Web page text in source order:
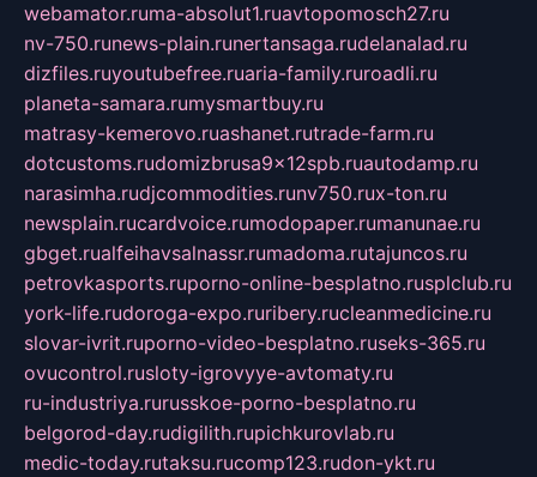
webamator.ruma-absolut1.ruavtopomosch27.ru
nv-750.runews-plain.runertansaga.rudelanalad.ru
dizfiles.ruyoutubefree.ruaria-family.ruroadli.ru
planeta-samara.rumysmartbuy.ru
matrasy-kemerovo.ruashanet.rutrade-farm.ru
dotcustoms.rudomizbrusa9x12spb.ruautodamp.ru
narasimha.rudjcommodities.runv750.rux-ton.ru
newsplain.rucardvoice.rumodopaper.rumanunae.ru
gbget.rualfeihavsalnassr.rumadoma.rutajuncos.ru
petrovkasports.ruporno-online-besplatno.rusplclub.ru
york-life.rudoroga-expo.ruribery.rucleanmedicine.ru
slovar-ivrit.ruporno-video-besplatno.ruseks-365.ru
ovucontrol.rusloty-igrovyye-avtomaty.ru
ru-industriya.rurusskoe-porno-besplatno.ru
belgorod-day.rudigilith.rupichkurovlab.ru
medic-today.rutaksu.rucomp123.rudon-ykt.ru